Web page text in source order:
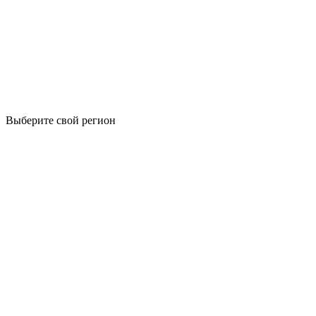
Выберите свой регион